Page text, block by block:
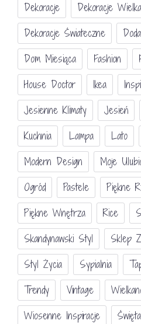
BIAŁY Z
29
Dekoracje
Dekoracje
Dekoracje Świateczne
Dom Miesiąca
Fashion
House Doctor
Ikea
Jesienne Klimaty
Jesień
Kuchnia
Lampa Lato
Modern Design
Moje
Ogród
Pastele
Piękne
Piękne Wnętrza
Rice
Skandynawski Styl
Sklep
Styl Życia
Sypialnia
Trendy
Vintage
Wiosenne Inspiracje